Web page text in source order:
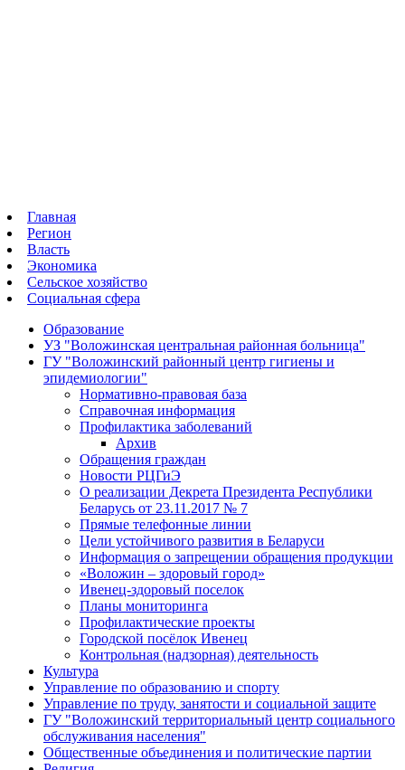
Главная
Регион
Власть
Экономика
Сельское хозяйство
Социальная сфера
Образование
УЗ "Воложинская центральная районная больница"
ГУ "Воложинский районный центр гигиены и
эпидемиологии"
Нормативно-правовая база
Справочная информация
Профилактика заболеваний
Архив
Обращения граждан
Новости РЦГиЭ
О реализации Декрета Президента Республики
Беларусь от 23.11.2017 № 7
Прямые телефонные линии
Цели устойчивого развития в Беларуси
Информация о запрещении обращения продукции
«Воложин – здоровый город»
Ивенец-здоровый поселок
Планы мониторинга
Профилактические проекты
Городской посёлок Ивенец
Контрольная (надзорная) деятельность
Культура
Управление по образованию и спорту
Управление по труду, занятости и социальной защите
ГУ "Воложинский территориальный центр социального
обслуживания населения"
Общественные объединения и политические партии